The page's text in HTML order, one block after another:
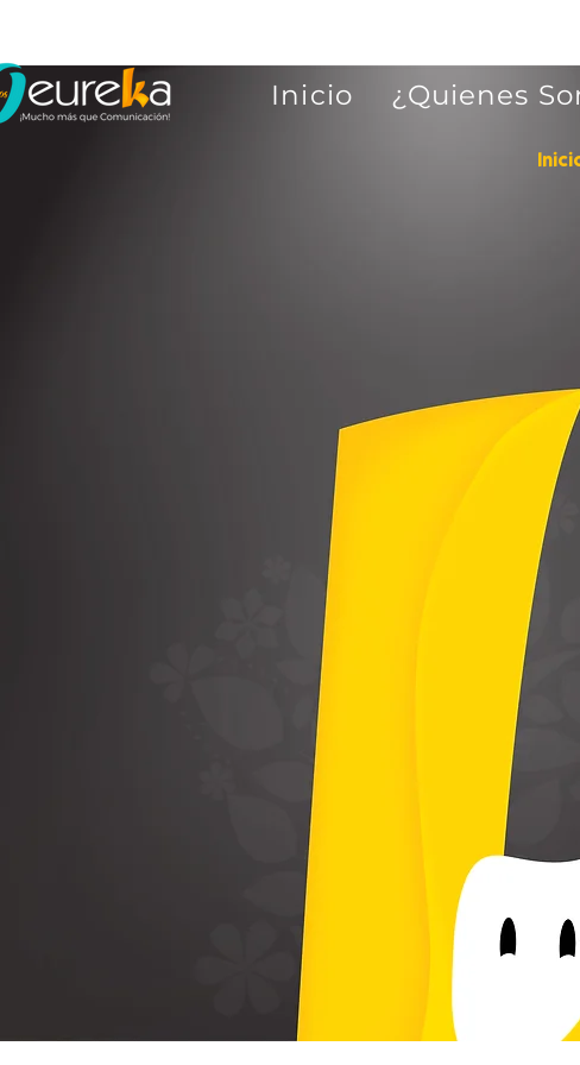
Inicio ¿Quienes